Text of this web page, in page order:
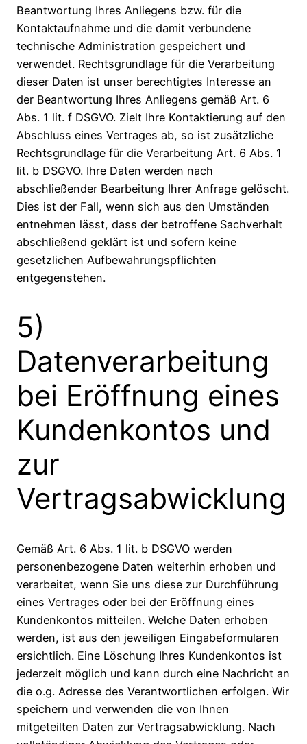
Beantwortung Ihres Anliegens bzw. für die
Kontaktaufnahme und die damit verbundene
technische Administration gespeichert und
verwendet. Rechtsgrundlage für die Verarbeitung
dieser Daten ist unser berechtigtes Interesse an
der Beantwortung Ihres Anliegens gemäß Art. 6
Abs. 1 lit. f DSGVO. Zielt Ihre Kontaktierung auf den
Abschluss eines Vertrages ab, so ist zusätzliche
Rechtsgrundlage für die Verarbeitung Art. 6 Abs. 1
lit. b DSGVO. Ihre Daten werden nach
abschließender Bearbeitung Ihrer Anfrage gelöscht.
Dies ist der Fall, wenn sich aus den Umständen
entnehmen lässt, dass der betroffene Sachverhalt
abschließend geklärt ist und sofern keine
gesetzlichen Aufbewahrungspflichten
entgegenstehen.
5)
Datenverarbeitung
bei Eröffnung eines
Kundenkontos und
zur
Vertragsabwicklung
Gemäß Art. 6 Abs. 1 lit. b DSGVO werden
personenbezogene Daten weiterhin erhoben und
verarbeitet, wenn Sie uns diese zur Durchführung
eines Vertrages oder bei der Eröffnung eines
Kundenkontos mitteilen. Welche Daten erhoben
werden, ist aus den jeweiligen Eingabeformularen
ersichtlich. Eine Löschung Ihres Kundenkontos ist
jederzeit möglich und kann durch eine Nachricht an
die o.g. Adresse des Verantwortlichen erfolgen. Wir
speichern und verwenden die von Ihnen
mitgeteilten Daten zur Vertragsabwicklung. Nach